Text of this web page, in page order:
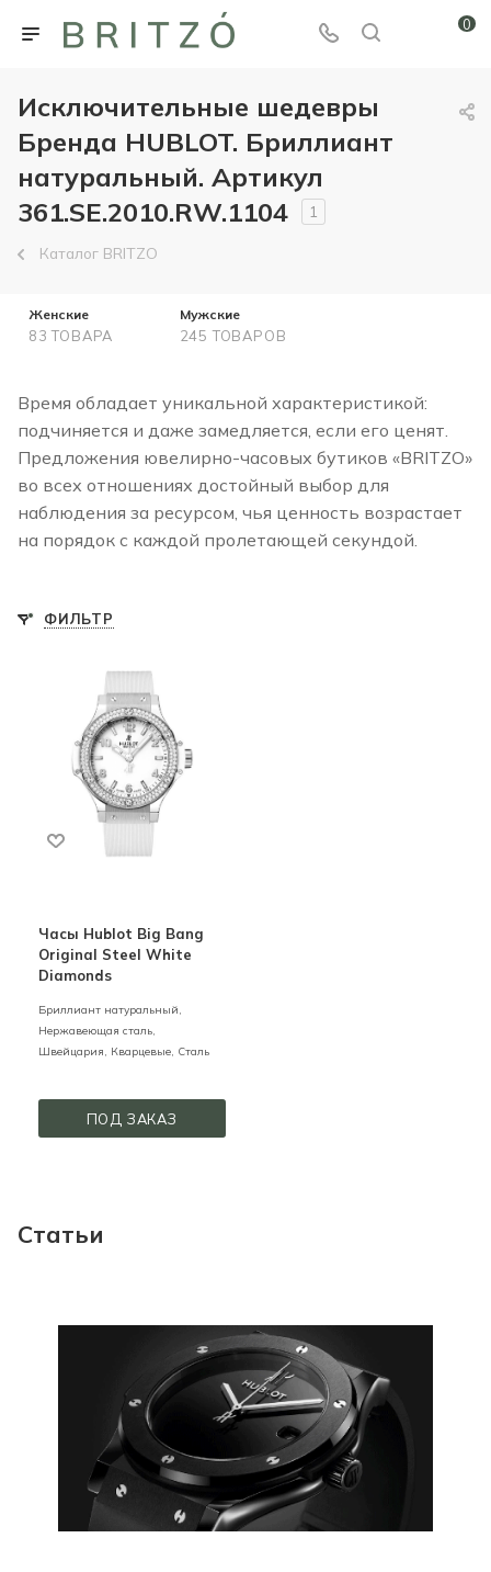
0
Исключительные шедевры
Бренда HUBLOT. Бриллиант
натуральный. Артикул
361.SE.2010.RW.1104
1
Каталог BRITZO
Женские
83 ТОВАРА
Мужские
245 ТОВАРОВ
Время обладает уникальной характеристикой:
подчиняется и даже замедляется, если его ценят.
Предложения ювелирно-часовых бутиков «BRITZO»
во всех отношениях достойный выбор для
наблюдения за ресурсом, чья ценность возрастает
на порядок с каждой пролетающей секундой.
ФИЛЬТР
Часы Hublot Big Bang
Original Steel White
Diamonds
Бриллиант натуральный,
Нержавеющая сталь,
Швейцария, Кварцевые, Сталь
ПОД ЗАКАЗ
Статьи